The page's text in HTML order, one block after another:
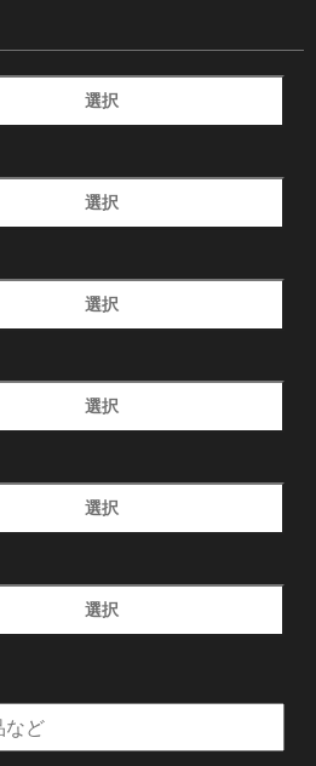
選択
選択
選択
選択
選択
選択